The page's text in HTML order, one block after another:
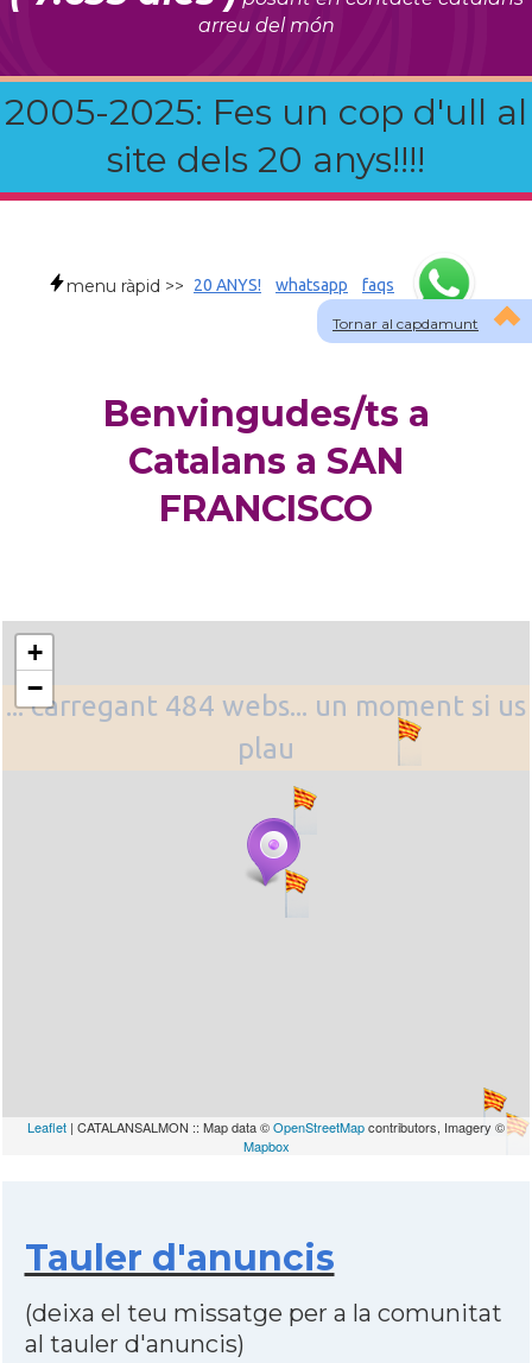
arreu del món
2005-2025: Fes un cop d'ull al
site dels 20 anys!!!!
Tornar al capdamunt
menu ràpid >> 20 ANYS! whatsapp faqs
Benvingudes/ts a
Catalans a SAN
FRANCISCO
... carregant 484 webs... un moment si us
plau
+
−
Leaflet | CATALANSALMON :: Map data ©OpenStreetMapcontributors, Imagery ©
Mapbox
Tauler d'anuncis
(deixa el teu missatge per a la comunitat
al tauler d'anuncis)